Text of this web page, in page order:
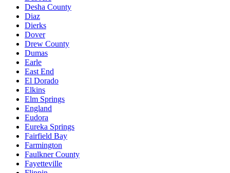
Desha County
Diaz
Dierks
Dover
Drew County
Dumas
Earle
East End
El Dorado
Elkins
Elm Springs
England
Eudora
Eureka Springs
Fairfield Bay
Farmington
Faulkner County
Fayetteville